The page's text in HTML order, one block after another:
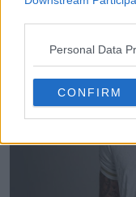
Personal Data
CONFIRM